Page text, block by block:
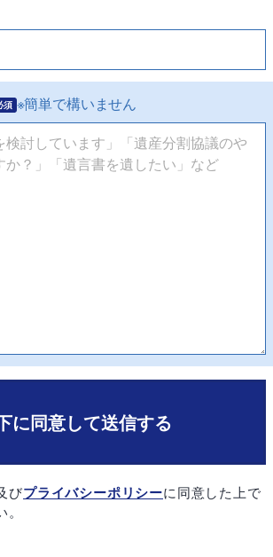
須 ※簡単で構いません
に同意して送信する
びプライバシーポリシーに同意した上で